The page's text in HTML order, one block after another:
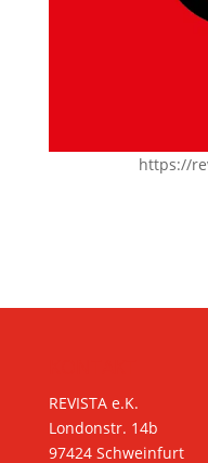
https://
REVISTA e.K.
Londonstr. 14b
97424 Schweinfurt